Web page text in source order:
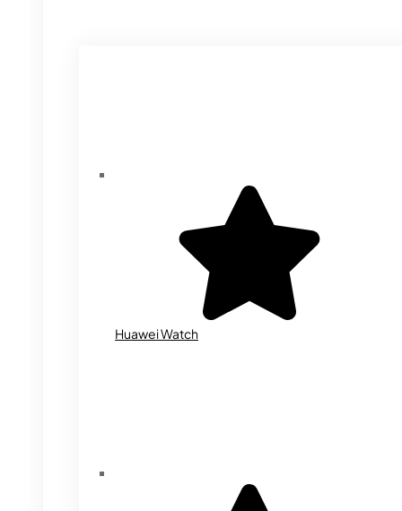
Huawei Watch